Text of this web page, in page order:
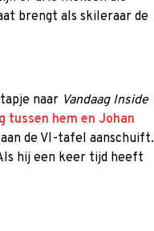
brengt als skileraar de
naar Vandaag Inside
tussen hem en Johan
de VI-tafel aanschuift.
hij een keer tijd heeft